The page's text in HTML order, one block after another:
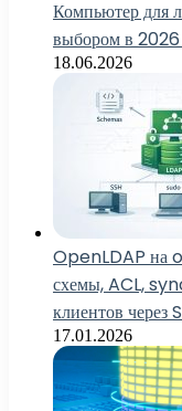
Компьютер для
выбором в 2026
18.06.2026
OpenLDAP на
схемы, ACL,
клиентов через
17.01.2026